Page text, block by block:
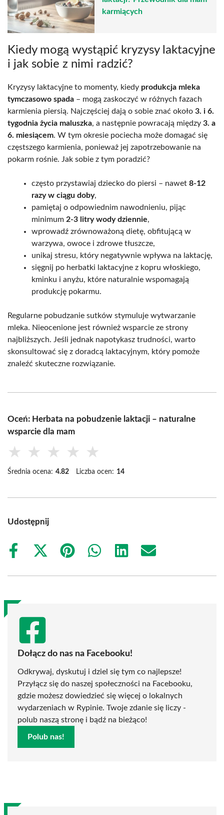
karmiących
Kiedy mogą wystąpić kryzysy laktacyjne
i jak sobie z nimi radzić?
Kryzysy laktacyjne to momenty, kiedy produkcja mleka
tymczasowo spada – mogą zaskoczyć w różnych fazach
karmienia piersią. Najczęściej dają o sobie znać około 3. i 6.
tygodnia życia maluszka, a następnie powracają między 3. a
6. miesiącem. W tym okresie pociecha może domagać się
częstszego karmienia, ponieważ jej zapotrzebowanie na
pokarm rośnie. Jak sobie z tym poradzić?
często przystawiaj dziecko do piersi – nawet 8-12
razy w ciągu doby,
pamiętaj o odpowiednim nawodnieniu, pijąc
minimum 2-3 litry wody dziennie,
wprowadź zrównoważoną dietę, obfitującą w
warzywa, owoce i zdrowe tłuszcze,
unikaj stresu, który negatywnie wpływa na laktację,
sięgnij po herbatki laktacyjne z kopru włoskiego,
kminku i anyżu, które naturalnie wspomagają
produkcję pokarmu.
Regularne pobudzanie sutków stymuluje wytwarzanie
mleka. Nieocenione jest również wsparcie ze strony
najbliższych. Jeśli jednak napotykasz trudności, warto
skonsultować się z doradcą laktacyjnym, który pomoże
znaleźć skuteczne rozwiązanie.
Oceń: Herbata na pobudzenie laktacji – naturalne
wsparcie dla mam
★ ★ ★ ★ ★
Średnia ocena: 4.82 Liczba ocen: 14
Udostępnij
Share
Share
(Twitter)
Share
Share
Share
Share
Dołącz do nas na Facebooku!
Odkrywaj, dyskutuj i dziel się tym co najlepsze!
Przyłącz się do naszej społeczności na Facebooku,
gdzie możesz dowiedzieć się więcej o lokalnych
wydarzeniach w Rypinie. Twoje zdanie się liczy -
polub naszą stronę i bądź na bieżąco!
Polub nas!